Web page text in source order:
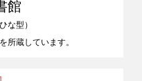
館
な型）
所蔵しています。